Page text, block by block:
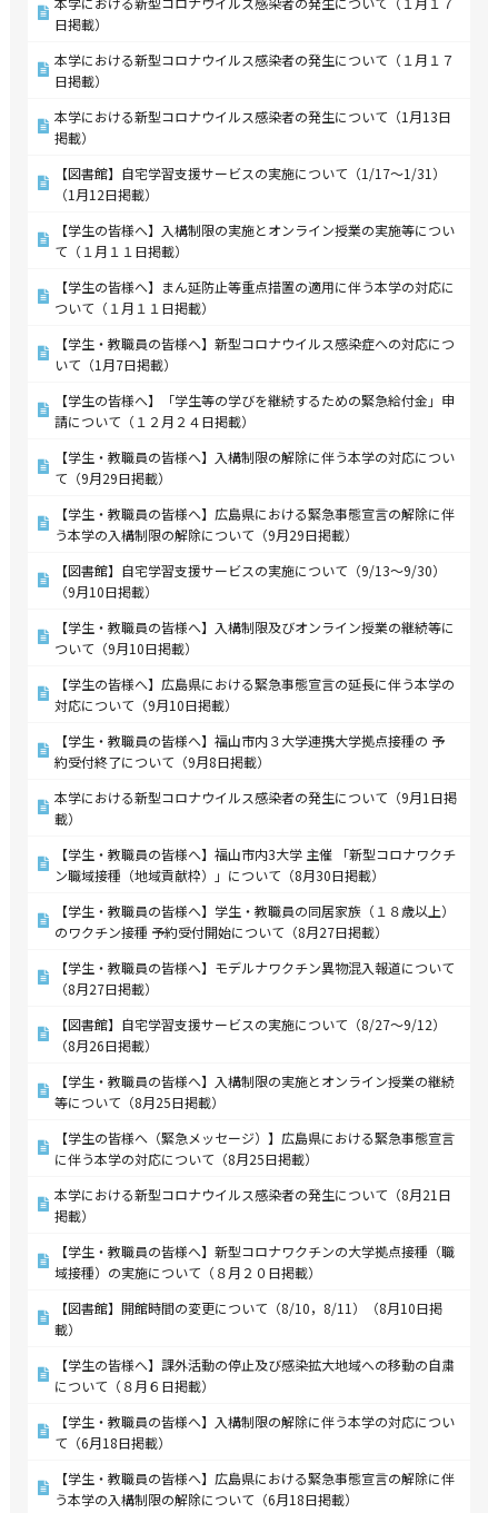
日掲載）
本学における新型コロナウイルス感染者の発生について（１月１７
日掲載）
本学における新型コロナウイルス感染者の発生について（1月13日
掲載）
【図書館】自宅学習支援サービスの実施について（1/17～1/31）
（1月12日掲載）
【学生の皆様へ】入構制限の実施とオンライン授業の実施等につい
て（１月１１日掲載）
【学生の皆様へ】まん延防止等重点措置の適用に伴う本学の対応に
ついて（１月１１日掲載）
【学生・教職員の皆様へ】新型コロナウイルス感染症への対応につ
いて（1月7日掲載）
【学生の皆様へ】「学生等の学びを継続するための緊急給付金」申
請について（１２月２４日掲載）
【学生・教職員の皆様へ】入構制限の解除に伴う本学の対応につい
て（9月29日掲載）
【学生・教職員の皆様へ】広島県における緊急事態宣言の解除に伴
う本学の入構制限の解除について（9月29日掲載）
【図書館】自宅学習支援サービスの実施について（9/13～9/30）
（9月10日掲載）
【学生・教職員の皆様へ】入構制限及びオンライン授業の継続等に
ついて（9月10日掲載）
【学生の皆様へ】広島県における緊急事態宣言の延長に伴う本学の
対応について（9月10日掲載）
【学生・教職員の皆様へ】福山市内３大学連携大学拠点接種の 予
約受付終了について（9月8日掲載）
本学における新型コロナウイルス感染者の発生について（9月1日掲
載）
【学生・教職員の皆様へ】福山市内3大学 主催 「新型コロナワクチ
ン職域接種（地域貢献枠）」について（8月30日掲載）
【学生・教職員の皆様へ】学生・教職員の同居家族（１８歳以上）
のワクチン接種 予約受付開始について（8月27日掲載）
【学生・教職員の皆様へ】モデルナワクチン異物混入報道について
（8月27日掲載）
【図書館】自宅学習支援サービスの実施について（8/27～9/12）
（8月26日掲載）
【学生・教職員の皆様へ】入構制限の実施とオンライン授業の継続
等について（8月25日掲載）
【学生の皆様へ（緊急メッセージ）】広島県における緊急事態宣言
に伴う本学の対応について（8月25日掲載）
本学における新型コロナウイルス感染者の発生について（8月21日
掲載）
【学生・教職員の皆様へ】新型コロナワクチンの大学拠点接種（職
域接種）の実施について（８月２０日掲載）
【図書館】開館時間の変更について（8/10，8/11）（8月10日掲
載）
【学生の皆様へ】課外活動の停止及び感染拡大地域への移動の自粛
について（８月６日掲載）
【学生・教職員の皆様へ】入構制限の解除に伴う本学の対応につい
て（6月18日掲載）
【学生・教職員の皆様へ】広島県における緊急事態宣言の解除に伴
う本学の入構制限の解除について（6月18日掲載）